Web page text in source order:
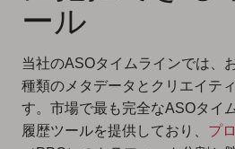
ール
当社のASOタイムラインでは、
種類のメタデータとクリエイテ
す。市場で最も完全なASOタイ
履歴ツールを提供しており、 プ